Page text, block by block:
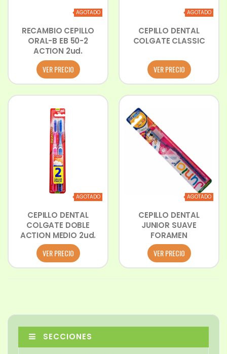
AGOTADO
RECAMBIO CEPILLO
ORAL-B EB 50-2
ACTION 2ud.
VER PRECIO
AGOTADO
CEPILLO DENTAL
COLGATE CLASSIC
VER PRECIO
AGOTADO
CEPILLO DENTAL
COLGATE DOBLE
ACTION MEDIO 2ud.
VER PRECIO
AGOTADO
CEPILLO DENTAL
JUNIOR SUAVE
FORAMEN
VER PRECIO
SECCIONES